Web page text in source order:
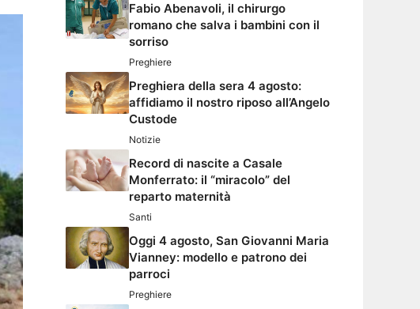
Fabio Abenavoli, il chirurgo
romano che salva i bambini con il
sorriso
Preghiere
Preghiera della sera 4 agosto:
affidiamo il nostro riposo all’Angelo
Custode
Notizie
Record di nascite a Casale
Monferrato: il “miracolo” del
reparto maternità
Santi
Oggi 4 agosto, San Giovanni Maria
Vianney: modello e patrono dei
parroci
Preghiere